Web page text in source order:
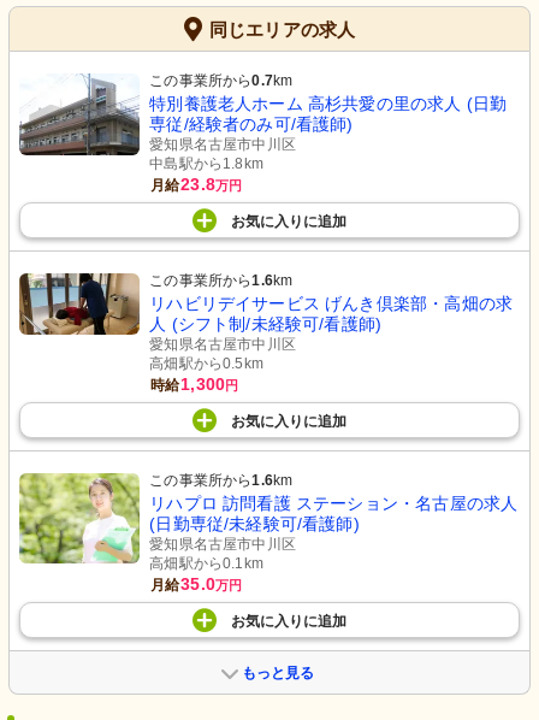
同じエリアの求人
この事業所から0.7km
特別養護老人ホーム 高杉共愛の里の求人 (日勤
専従/経験者のみ可/看護師)
愛知県名古屋市中川区
中島駅から1.8km
月給23.8万円
お気に入り に追加
この事業所から1.6km
リハビリデイサービス げんき倶楽部・高畑の求
人 (シフト制/未経験可/看護師)
愛知県名古屋市中川区
高畑駅から0.5km
時給1,300円
お気に入り に追加
この事業所から1.6km
リハプロ 訪問看護 ステーション・名古屋の求人
(日勤専従/未経験可/看護師)
愛知県名古屋市中川区
高畑駅から0.1km
月給35.0万円
お気に入り に追加
もっと見る